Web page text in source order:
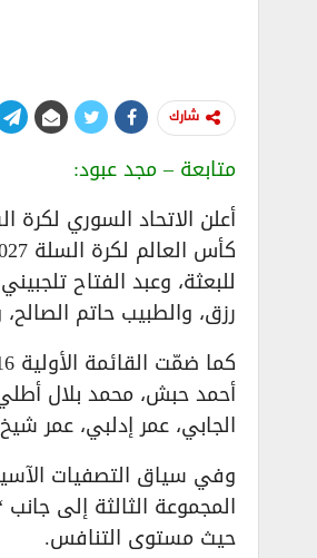
شارك
متابعة – مجد عبود:
أعلن الاتحاد السوري لكرة
للبعثة، وعبد الفتاح
رزق، والطبيب حاتم
أحمد حبش، محمد بلال
الجابي، عمر إدلبي، عمر
المجموعة الثالثة إلى
حيث مستوى التنافس.